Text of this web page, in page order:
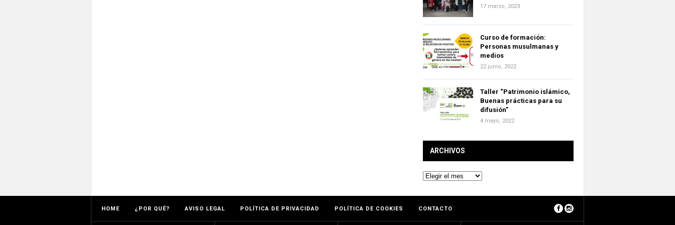
17 marzo, 2023
Curso de formación:
Personas musulmanas y
medios
22 junio, 2022
Taller “Patrimonio islámico,
Buenas prácticas para su
difusión”
4 mayo, 2022
ARCHIVOS
Archivos
HOME ¿POR QUÉ? AVISO LEGAL POLÍTICA DE PRIVACIDAD POLÍTICA DE COOKIES CONTACTO